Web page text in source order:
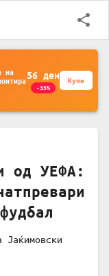
на
56 ден
-35%
Купи
од УЕФА:
Јаќимовски